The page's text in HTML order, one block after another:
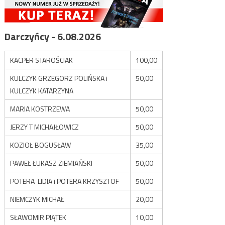
Darczyńcy - 6.08.2026
KACPER STAROŚCIAK
100,00
KULCZYK GRZEGORZ POLIŃSKA i
KULCZYK KATARZYNA
50,00
MARIA KOSTRZEWA
50,00
JERZY T MICHAJŁOWICZ
50,00
KOZIOŁ BOGUSŁAW
35,00
PAWEŁ ŁUKASZ ZIEMIAŃSKI
50,00
POTERA LIDIA i POTERA KRZYSZTOF
50,00
NIEMCZYK MICHAŁ
20,00
SŁAWOMIR PIĄTEK
10,00